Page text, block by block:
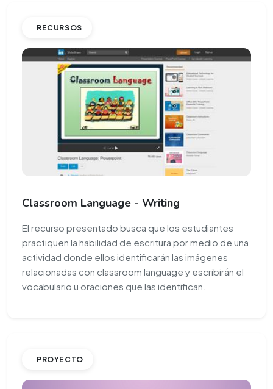
RECURSOS
Classroom Language - Writing
El recurso presentado busca que los estudiantes
practiquen la habilidad de escritura por medio de una
actividad donde ellos identificarán las imágenes
relacionadas con classroom language y escribirán el
vocabulario u oraciones que las identifican.
PROYECTO